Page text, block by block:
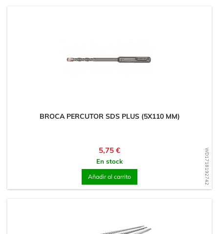
WD1718192742
BROCA PERCUTOR SDS PLUS (5X110 MM)
Precio
5,75 €
En stock
Añadir al carrito